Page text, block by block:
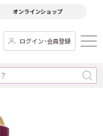
オンラインショップ
ログイン･会員登録